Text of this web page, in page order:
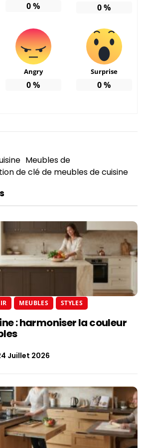
0% 0%
Angry
0%
Surprise
0%
Meubles de
de clé de meubles de cuisine
MEUBLES STYLES
: harmoniser la couleur
Juillet 2026